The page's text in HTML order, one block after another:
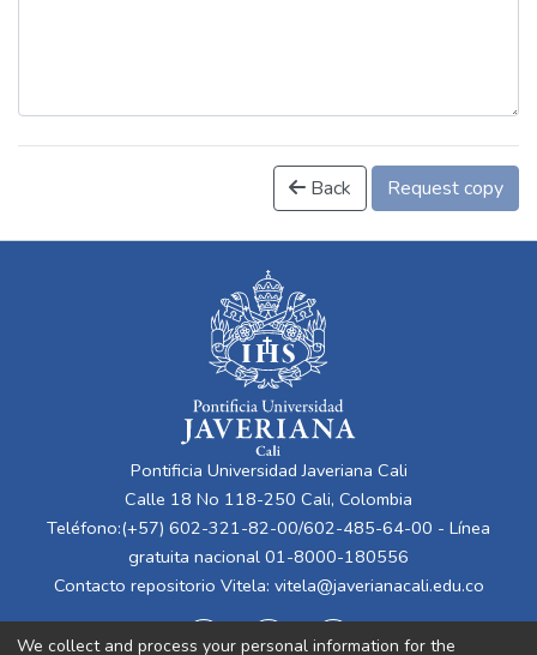
Back Request copy
Pontificia Universidad Javeriana Cali
Calle 18 No 118-250 Cali, Colombia
Teléfono:(+57) 602-321-82-00/602-485-64-00 - Línea
gratuita nacional 01-8000-180556
Contacto repositorio Vitela: vitela@javerianacali.edu.co
We collect and process your personal information for the